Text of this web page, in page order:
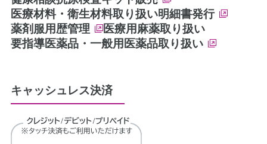
医療材料・衛生材料取り扱い明細書発行
薬剤服用歴管理
医療用麻薬取り扱い
要指導医薬品・一般用医薬品取り扱い
キャッシュレス決済